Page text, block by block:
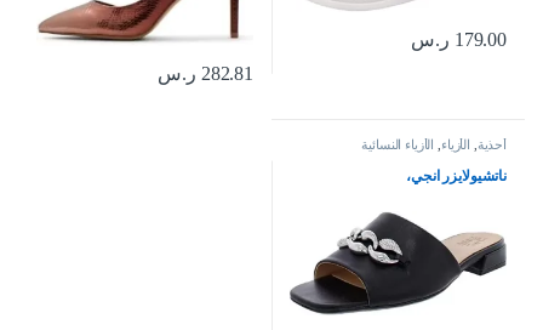
179.00 ر.س
282.81 ر.س
أحذية, الأزياء, الأزياء النسائية
ناتشيولايزر انجي،